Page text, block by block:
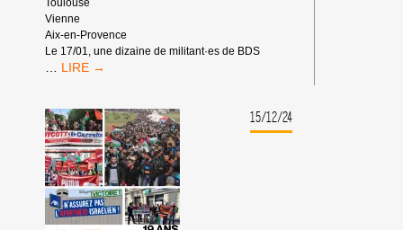
Toulouse
Vienne
Aix-en-Provence
Le 17/01, une dizaine de militant·es de BDS
… [EN
ACTIONS
BANQUE
COMPLICE
EN
2025
15/12/24